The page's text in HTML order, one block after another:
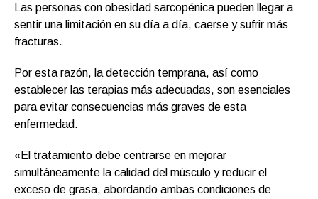
Las personas con obesidad sarcopénica pueden llegar a
sentir una limitación en su día a día, caerse y sufrir más
fracturas.
Por esta razón, la detección temprana, así como
establecer las terapias más adecuadas, son esenciales
para evitar consecuencias más graves de esta
enfermedad.
«El tratamiento debe centrarse en mejorar
simultáneamente la calidad del músculo y reducir el
exceso de grasa, abordando ambas condiciones de